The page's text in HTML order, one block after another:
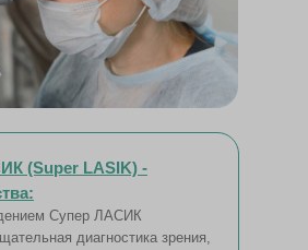
(Super LASIK) -
Супер ЛАСИК
диагностика зрения,